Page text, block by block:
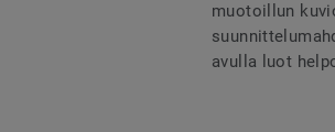
muotoillun
avulla luot